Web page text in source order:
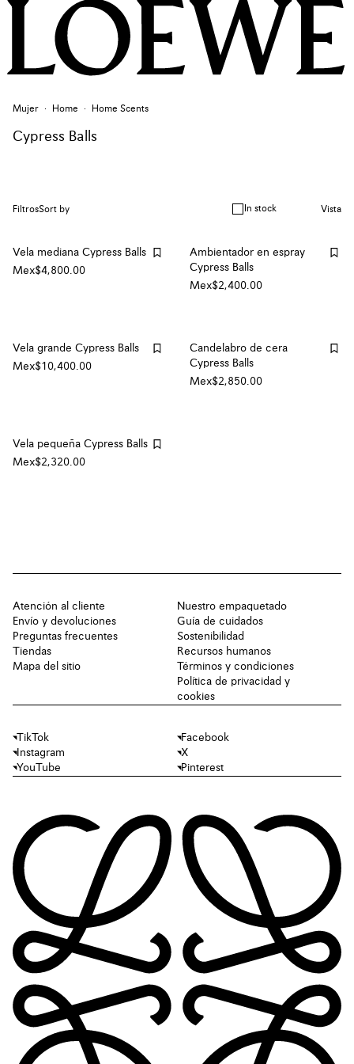
Mujer Home Home Scents
Cypress Balls
FiltrosSort by In stock Vista
Vela mediana Cypress Balls
Mex$4,800.00
Ambientador en espray
Cypress Balls
Mex$2,400.00
Vela grande Cypress Balls
Mex$10,400.00
Candelabro de cera
Cypress Balls
Mex$2,850.00
Vela pequeña Cypress Balls
Mex$2,320.00
Atención al cliente
Envío y devoluciones
Preguntas frecuentes
Tiendas
Mapa del sitio
Nuestro empaquetado
Guía de cuidados
Sostenibilidad
Recursos humanos
Términos y condiciones
Política de privacidad y
cookies
TikTok
Facebook
Instagram
X
YouTube
Pinterest